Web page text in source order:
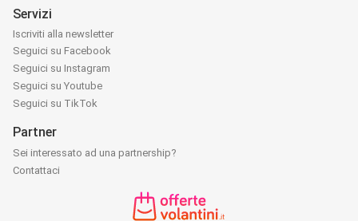
Servizi
Iscriviti alla newsletter
Seguici su Facebook
Seguici su Instagram
Seguici su Youtube
Seguici su TikTok
Partner
Sei interessato ad una partnership?
Contattaci